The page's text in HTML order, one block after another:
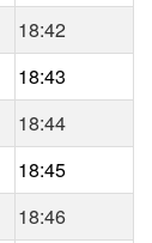
18:42
18:43
18:44
18:45
18:46